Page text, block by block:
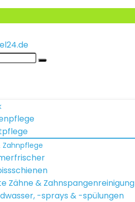
Zähne & Zahnspangenreinigung
-sprays & -spülungen